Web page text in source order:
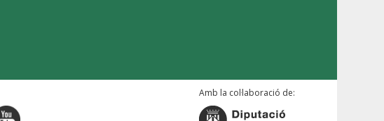
Amb la col·laboració de: